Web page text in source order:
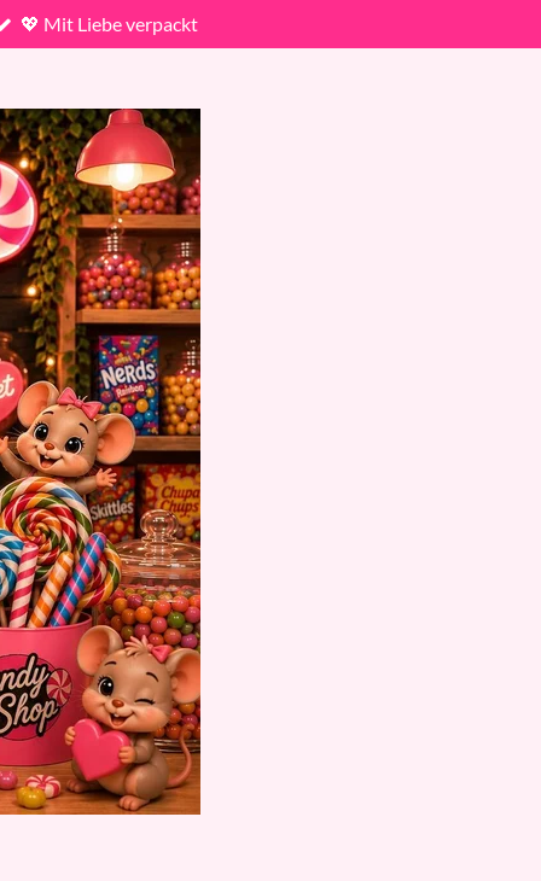
💖 Mit Liebe verpackt